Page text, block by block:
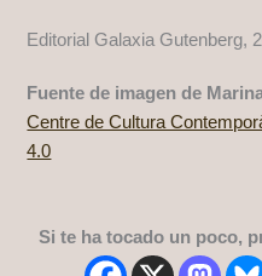
Editorial Galaxia Gutenberg,
Fuente de imagen de
Centre de Cultura
4.0
Si te ha tocado un poco,